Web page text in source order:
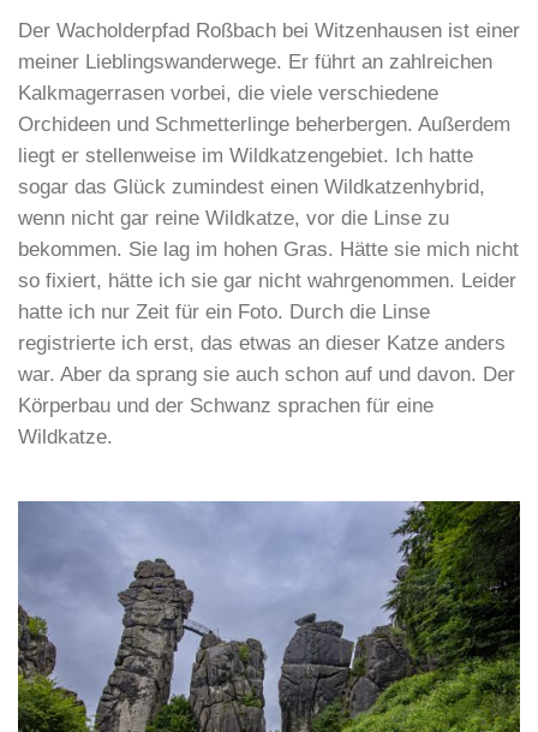
Der Wacholderpfad Roßbach bei Witzenhausen ist einer
meiner Lieblingswanderwege. Er führt an zahlreichen
Kalkmagerrasen vorbei, die viele verschiedene
Orchideen und Schmetterlinge beherbergen. Außerdem
liegt er stellenweise im Wildkatzengebiet. Ich hatte
sogar das Glück zumindest einen Wildkatzenhybrid,
wenn nicht gar reine Wildkatze, vor die Linse zu
bekommen. Sie lag im hohen Gras. Hätte sie mich nicht
so fixiert, hätte ich sie gar nicht wahrgenommen. Leider
hatte ich nur Zeit für ein Foto. Durch die Linse
registrierte ich erst, das etwas an dieser Katze anders
war. Aber da sprang sie auch schon auf und davon. Der
Körperbau und der Schwanz sprachen für eine
Wildkatze.